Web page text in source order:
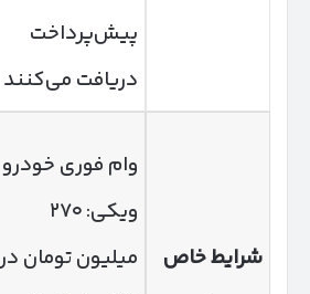
پیش‌پرداخت
دریافت می‌کنند
شرایط خاص
وام فوری خودرو
ویکی: ۲۷۰
میلیون تومان در